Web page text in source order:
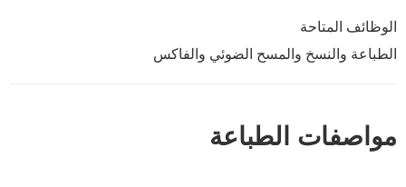
الوظائف المتاحة
الطباعة والنسخ والمسح الضوئي والفاكس
مواصفات الطباعة